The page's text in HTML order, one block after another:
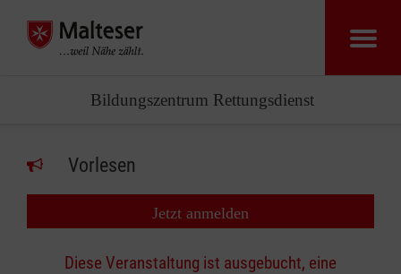
Bildungszentrum Rettungsdienst
Vorlesen
Jetzt anmelden
Diese Veranstaltung ist ausgebucht, eine